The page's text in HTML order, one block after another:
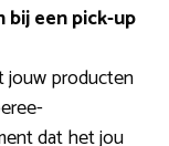
een pick-up
jouw producten
dat het jou